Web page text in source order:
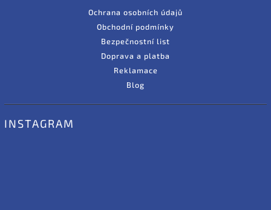
Ochrana osobních údajů
Obchodní podmínky
Bezpečnostní list
Doprava a platba
Reklamace
Blog
INSTAGRAM